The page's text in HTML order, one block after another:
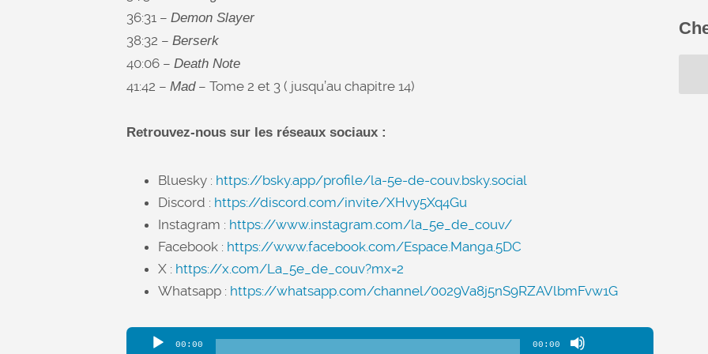
36:31 – Demon Slayer
38:32 – Berserk
40:06 – Death Note
41:42 – Mad– Tome 2 et 3 ( jusqu’au chapitre 14)
Retrouvez-nous sur les réseaux sociaux :
Bluesky : https://bsky.app/profile/la-5e-de-couv.bsky.social
Discord : https://discord.com/invite/XHvy5Xq4Gu
Instagram : https://www.instagram.com/la_5e_de_couv/
Facebook : https://www.facebook.com/Espace.Manga.5DC
X : https://x.com/La_5e_de_couv?mx=2
Whatsapp : https://whatsapp.com/channel/0029Va8j5nS9RZAVlbmFvw1G
Lecteur
00:00 00:00